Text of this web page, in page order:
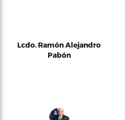
Lcdo. Ramón Alejandro
Pabón